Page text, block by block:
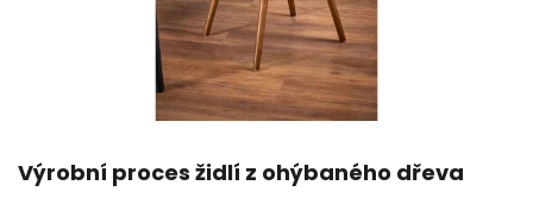
Výrobní proces židlí z ohýbaného dřeva